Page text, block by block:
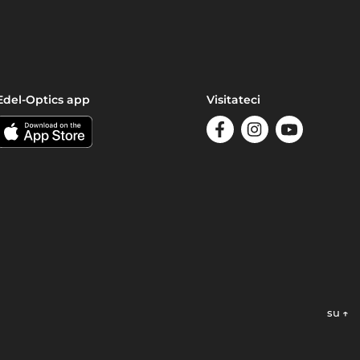
Optics app Visitateci
su